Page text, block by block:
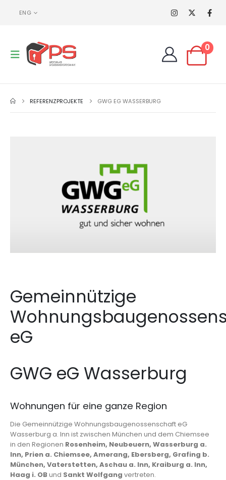
ENG
0
REFERENZPROJEKTE GWG EG WASSERBURG
Gemeinnützige
eG
GWG eG Wasserburg
Wohnungen für eine ganze Region
Die Gemeinnützige Wohnungsbaugenossenschaft eG
Wasserburg a. Inn ist zwischen München und dem Chiemsee
in den Regionen Rosenheim, Neubeuern, Wasserburg a.
Inn, Prien a. Chiemsee, Amerang, Ebersberg, Grafing b.
München, Vaterstetten, Aschau a. Inn, Kraiburg a. Inn,
Haag i. OBund Sankt Wolfgang vertreten.